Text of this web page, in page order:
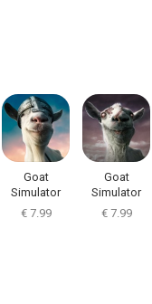
Goat
Simulator
MMO
€ 7.99
Goat
Simulator
GoatZ
€ 7.99